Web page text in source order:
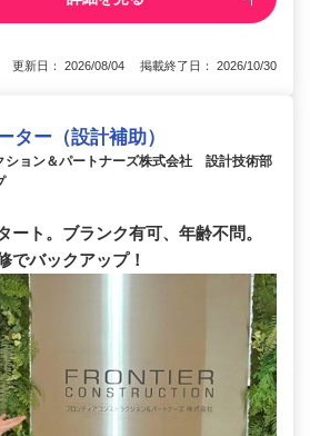
更新日： 2026/08/04 掲載終了日： 2026/10/30
ター（設計補助）
ション＆パートナーズ株式会社 設計技術部
ート。ブランク有可、年齢不問。
でバックアップ！